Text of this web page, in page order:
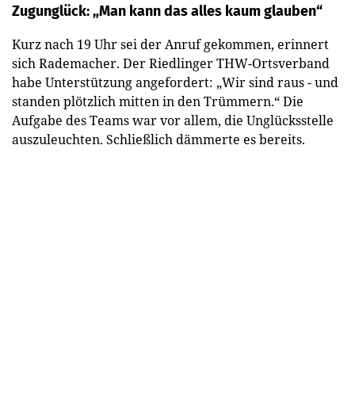
Zugunglück: „Man kann das alles kaum glauben“
Kurz nach 19 Uhr sei der Anruf gekommen, erinnert
sich Rademacher. Der Riedlinger THW-Ortsverband
habe Unterstützung angefordert: „Wir sind raus - und
standen plötzlich mitten in den Trümmern.“ Die
Aufgabe des Teams war vor allem, die Unglücksstelle
auszuleuchten. Schließlich dämmerte es bereits.